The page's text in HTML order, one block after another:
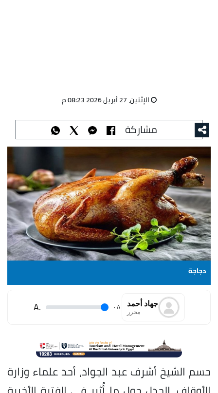
الإثنين، 27 أبريل 2026 08:23 م
مشاركة
دجاجة
جهاد أحمد
محرر A
.
.A
حسم الشيخ أشرف عبد الجواد، أحد علماء وزارة